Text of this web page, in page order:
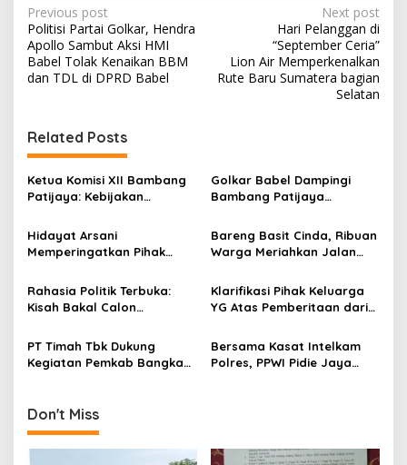
P
o
s
t
a
v
i
a
i
o
n
Previous post
Politisi Partai Golkar, Hendra
Apollo Sambut Aksi HMI
Babel Tolak Kenaikan BBM
dan TDL di DPRD Babel
Next post
Hari Pelanggan di
“September Ceria”
Lion Air Memperkenalkan
Rute Baru Sumatera bagian
Selatan
Related Posts
Ketua Komisi XII Bambang
Patijaya: Kebijakan
Harus Lebih Adil dan
Komprehensif
Golkar Babel Dampingi
Bambang Patijaya
Fitnah Raden Bambang
Hidayat Arsani
Memperingatkan Pihak
Mainkan Isu SARA
Bareng Basit Cinda, Ribuan
Warga Meriahkan Jalan
Rahasia Politik Terbuka:
Kisah Bakal Calon
dan Jejak Langkahnya
Klarifikasi Pihak Keluarga
YG Atas Pemberitaan dari
Tidak Benar
PT Timah Tbk Dukung
Kegiatan Pemkab Bangka
Bersama Kasat Intelkam
Polres, PPWI Pidie Jaya
Don't Miss